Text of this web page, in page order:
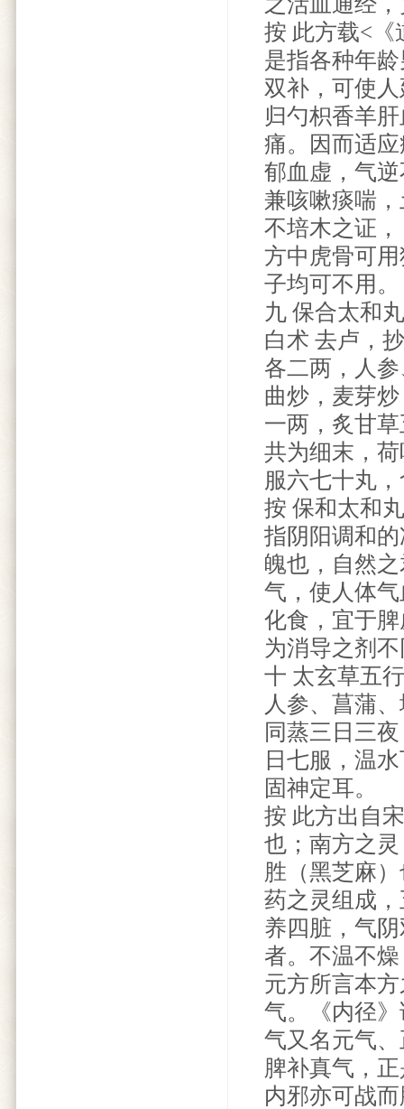
按 此方载<《
是指各种年
双补，可使
归勺枳香羊
痛。因而适
郁血虚，气
兼咳嗽痰喘
不培木之证
方中虎骨可
子均可不用。
九 保合太和丸
白术 去卢，
各二两，人
曲炒，麦芽
一两，炙甘
共为细末，
服六七十丸
按 保和太和
指阴阳调和
魄也，自然
气，使人体
化食，宜于
为消导之剂
十 太玄草五
人参、菖蒲
同蒸三日三
日七服，温
固神定耳。
按 此方出自
也；南方之
胜（黑芝麻
药之灵组成
养四脏，气
者。不温不
元方所言本
气。《内径
气又名元气
脾补真气，
内邪亦可战